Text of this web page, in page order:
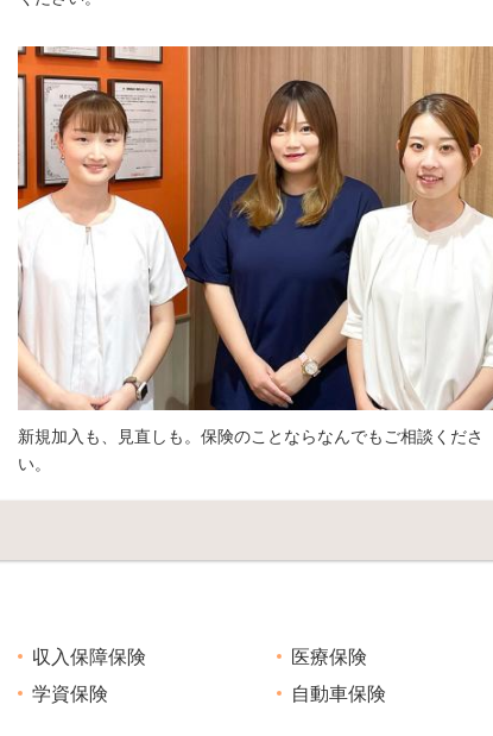
新規加入も、見直しも。保険のことならなんでもご相談くださ
い。
収入保障保険 医療保険
学資保険 自動車保険